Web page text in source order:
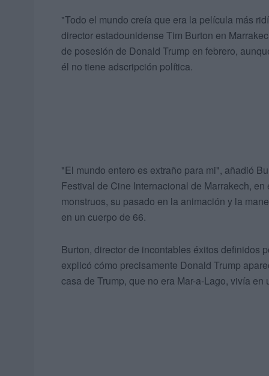
"Todo el mundo creía que era la película más
director estadounidense Tim Burton en
de posesión de Donald Trump en febrero,
él no tiene adscripción política.
"El mundo entero es extraño para mi", añadió
Festival de Cine Internacional de Marrakech,
monstruos, su pasado en la animación y la
en un cuerpo de 66.
Burton, director de incontables éxitos definidos
explicó cómo precisamente Donald Trump
casa de Trump, que no era Mar-a-Lago, vivía